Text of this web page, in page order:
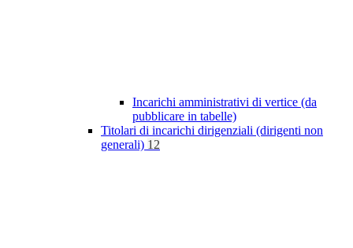
Incarichi amministrativi di vertice (da
pubblicare in tabelle)
Titolari di incarichi dirigenziali (dirigenti non
generali) 12